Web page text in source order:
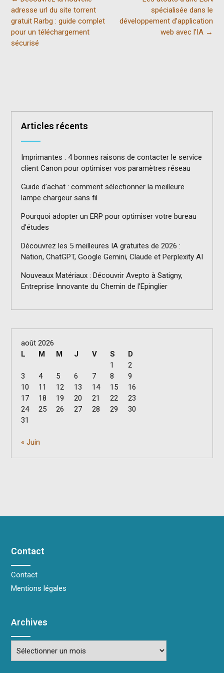
gestion de vos
polices
navigation
spécialisée dans le
développement d’application
web avec l’IA →
adresse url du site torrent
gratuit Rarbg : guide complet
pour un téléchargement
sécurisé
Articles récents
Imprimantes : 4 bonnes raisons de contacter le service
client Canon pour optimiser vos paramètres réseau
Guide d’achat : comment sélectionner la meilleure
lampe chargeur sans fil
Pourquoi adopter un ERP pour optimiser votre bureau
d’études
Découvrez les 5 meilleures IA gratuites de 2026 :
Nation, ChatGPT, Google Gemini, Claude et Perplexity AI
Nouveaux Matériaux : Découvrir Avepto à Satigny,
Entreprise Innovante du Chemin de l’Epinglier
août 2026
L
M M J V S
D
1
2
3
4 5 6 7 8
9
10
11 12 13 14 15
16
17
18 19 20 21 22
23
24
25 26 27 28 29
30
31
« Juin
Contact
Contact
Mentions légales
Archives